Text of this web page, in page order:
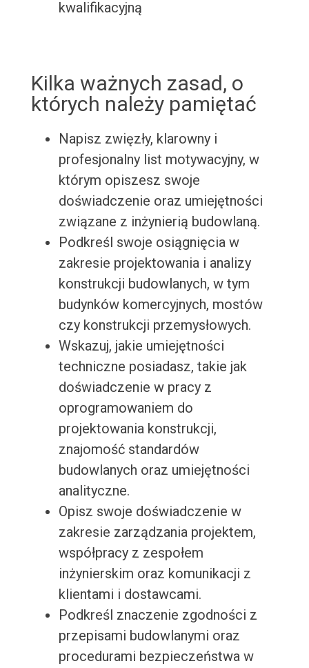
kwalifikacyjną
Kilka ważnych zasad, o
których należy pamiętać
Napisz zwięzły, klarowny i
profesjonalny list motywacyjny, w
którym opiszesz swoje
doświadczenie oraz umiejętności
związane z inżynierią budowlaną.
Podkreśl swoje osiągnięcia w
zakresie projektowania i analizy
konstrukcji budowlanych, w tym
budynków komercyjnych, mostów
czy konstrukcji przemysłowych.
Wskazuj, jakie umiejętności
techniczne posiadasz, takie jak
doświadczenie w pracy z
oprogramowaniem do
projektowania konstrukcji,
znajomość standardów
budowlanych oraz umiejętności
analityczne.
Opisz swoje doświadczenie w
zakresie zarządzania projektem,
współpracy z zespołem
inżynierskim oraz komunikacji z
klientami i dostawcami.
Podkreśl znaczenie zgodności z
przepisami budowlanymi oraz
procedurami bezpieczeństwa w